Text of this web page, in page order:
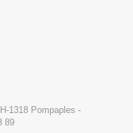
1318 Pompaples -
89